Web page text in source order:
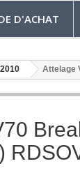
D'ACHAT
Attelage